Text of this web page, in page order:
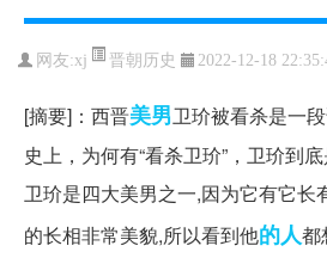
网友:xj 晋朝历史 2022-12-18
[摘要]：西晋美男卫玠被看杀是一
史上，为何有“看杀卫玠”，卫玠到
卫玠是四大美男之一,因为它有它长
的长相非常美貌,所以看到他的人都